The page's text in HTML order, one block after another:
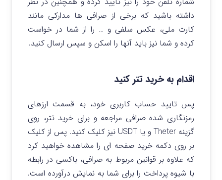
داشته باشید که برخی از صرافی ها مدارکی مانند
کارت ملی، عکس سلفی و … را از شما در خواست
کرده و شما نیز باید آنها را اسکن و سپس ارسال کنید.
اقدام به خرید تتر کنید
پس تایید حساب کاربری خود، به قسمت ارزهای
رمزنگاری شده صرافی مراجعه و برای خرید تتر، روی
گزینه Theter و یا USDT نیز کلیک کنید. پس از کلیک
بر روی دکمه خرید صفحه ای را مشاهده خواهید کرد
که علاوه بر قوانین مربوط به صرافی، باکسی در رابطه
با شیوه پرداخت را برای شما به نمایش درآورده است.